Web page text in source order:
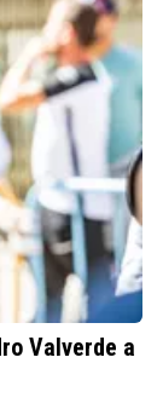
Valverde a